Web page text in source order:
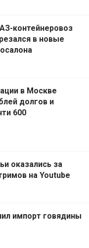
контейнеровоз
в новые
в Москве
долгов и
600
оказались за
на Youtube
импорт говядины